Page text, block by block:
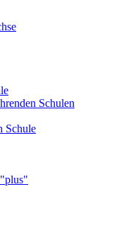
Schulen
Schule